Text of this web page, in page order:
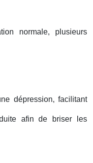
normale, plusieurs
dépression, facilitant
afin de briser les